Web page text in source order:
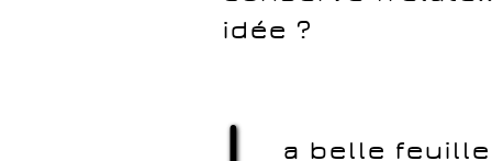
idée ?
a belle feuille